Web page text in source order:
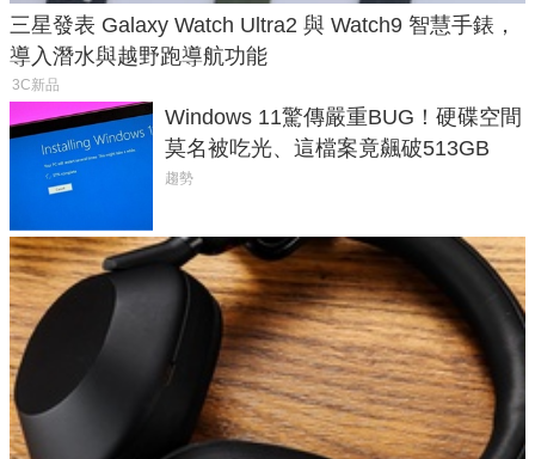
三星發表 Galaxy Watch Ultra2 與 Watch9 智慧手錶，
導入潛水與越野跑導航功能
3C新品
Windows 11驚傳嚴重BUG！硬碟空間
莫名被吃光、這檔案竟飆破513GB
趨勢